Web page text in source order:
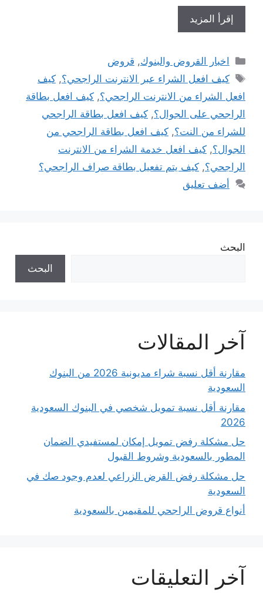
إقرأ المزيد
التصنيفات
اخبار القروض والبنوك, قروض
الوسوم
كيف افعل الشراء عبر الانترنت الراجحي؟,كيف
افعل الشراء من الانترنت الراجحي؟, كيف افعل بطاقة
الراجحي على الجوال؟, كيف افعل بطاقة الراجحي
للشراء من النت؟, كيف افعل بطاقة الراجحي من
الجوال؟, كيف افعل خدمة الشراء من الانترنت
الراجحي؟, كيف يتم تفعيل بطاقة صراف الراجحي؟
أضف تعليق
البحث
البحث
آخر المقالات
مقارنة أقل نسبة شراء مديونية 2026 من البنوك
السعودية
مقارنة أقل نسبة تمويل شخصي في البنوك السعودية
2026
حل مشكلة رفض تمويل إمكان لمستفيدي الضمان
المطور بالسعودية وشروط القبول
حل مشكلة رفض القرض الزراعي لعدم وجود صك في
السعودية
أنواع قروض الراجحي للمقيمين بالسعودية
آخر التعليقات